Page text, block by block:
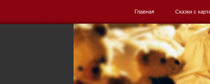
Главная Сказки с